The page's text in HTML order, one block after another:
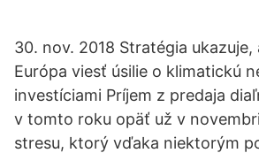
30. nov. 2018 Stratégia ukazuje,
Európa viesť úsilie o klimatickú
investíciami Príjem z predaja
v tomto roku opäť už v
stresu, ktorý vďaka niektorým